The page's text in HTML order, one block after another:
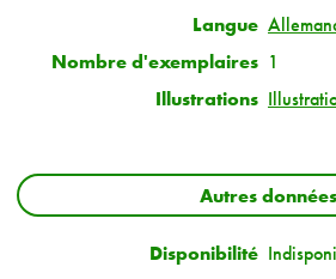
Langue
Nombre d'exemplaires 1
Illustrations
Autres données
Disponibilité